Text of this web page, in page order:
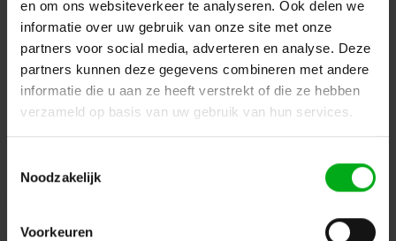
en om ons websiteverkeer te analyseren. Ook delen we
informatie over uw gebruik van onze site met onze
partners voor social media, adverteren en analyse. Deze
partners kunnen deze gegevens combineren met andere
informatie die u aan ze heeft verstrekt of die ze hebben
verzameld op basis van uw gebruik van hun services.
Noodzakelijk
Voorkeuren
+ 31 85 40 15 92 9
info@podiumtechniek.nl
Volg ons op Facebook
Volg ons op Instagram
Volg ons op Linkedin
Volg ons op Twitter
Stuur ons een bericht
Binnen 24 uur persoonlijk contact!
Klantenservice